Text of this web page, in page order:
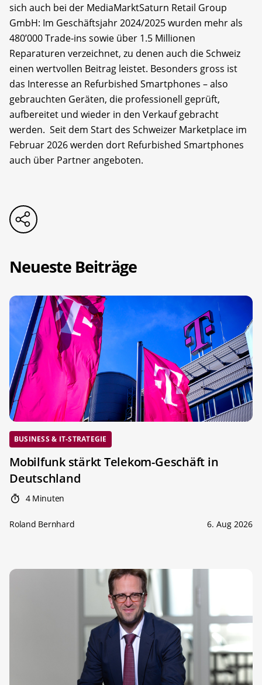
sich auch bei der MediaMarktSaturn Retail Group
GmbH: Im Geschäftsjahr 2024/2025 wurden mehr als
480’000 Trade-ins sowie über 1.5 Millionen
Reparaturen verzeichnet, zu denen auch die Schweiz
einen wertvollen Beitrag leistet. Besonders gross ist
das Interesse an Refurbished Smartphones – also
gebrauchten Geräten, die professionell geprüft,
aufbereitet und wieder in den Verkauf gebracht
werden. Seit dem Start des Schweizer Marketplace im
Februar 2026 werden dort Refurbished Smartphones
auch über Partner angeboten.
Neueste Beiträge
BUSINESS & IT-STRATEGIE
Mobilfunk stärkt Telekom-Geschäft in
Deutschland
4 Minuten
Roland Bernhard 6. Aug 2026